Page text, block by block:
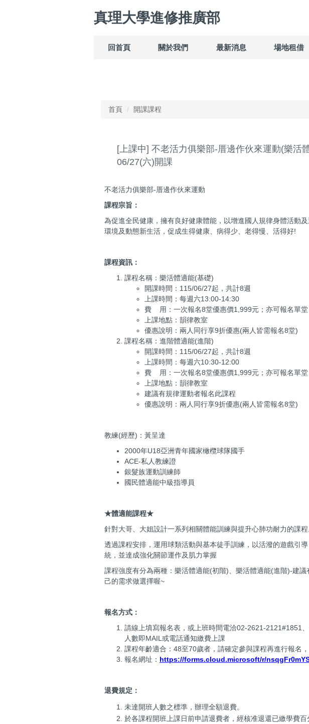
真理大學進修推廣部
回首頁 關於我們 最新消息 場地租借
首頁 開課課程
[上課中] 不老活力俱樂部-厝邊作伙來運動(樂活
06/27(六)開課
不老活力俱樂部-厝邊作伙來運動
課程宗旨：
為促進全民健康，擁有良好健康體能，以增進國人規律身體活動
環境及動態新生活，促成生得健康、病得少、老得慢、活得好!
課程資訊：
課程名稱：樂活體適能(基礎)
開課時間：115/06/27起，共計8週
上課時間：每週六13:00-14:30
費 用：一次報名8堂優惠價1,999元；亦可報名單堂
上課地點：韻律教室
優惠說明：兩人同行享9折優惠(兩人皆需報名8堂)
課程名稱：進階體適能(進階)
開課時間：115/06/27起，共計8週
上課時間：每週六10:30-12:00
費 用：一次報名8堂優惠價1,999元；亦可報名單堂
上課地點：韻律教室
建議有規律運動者報名此課程
優惠說明：兩人同行享9折優惠(兩人皆需報名8堂)
教練(經歷)：黃呈達
2000年U18亞洲青年國家橄欖球隊國手
ACE-私人教練證
銀髮族運動訓練師
國民體適能中級指導員
★體適能課程★
針對大哥、大姐設計一系列相關體能訓練與提升心肺功耐力的課程
透過課程安排，運用球類活動與基本徒手訓練，以活潑的遊戲引
統，並達成強化關節運作及肌力掌握
課程強度有分為兩種：樂活體適能(初階)、樂活體適能(進階)-建
己的需求做選擇喔~
報名方式：
請線上填寫報名表，或上班時間電洽02-2621-2121#1851
人數即MAIL或電話通知繳費上課
課程年齡適合：48至70歲者，請確定參與課程再進行報名
報名網址： https://forms.cloud.microsoft/r/
退費規定：
未達開班人數之標準，辦理全額退費。
於各課程開班上課日前申請退費者，經核准退還已繳學費百